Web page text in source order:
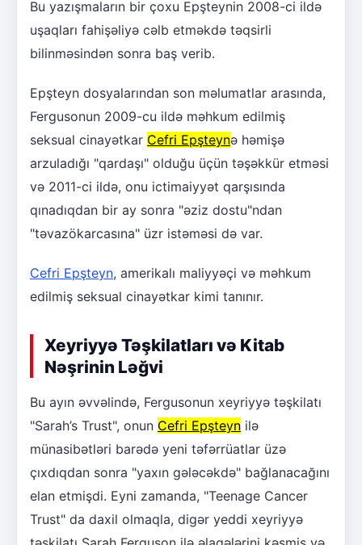
Bu yazışmaların bir çoxu Epşteynin 2008-ci ildə
uşaqları fahişəliyə cəlb etməkdə təqsirli
bilinməsindən sonra baş verib.
Epşteyn dosyalarından son məlumatlar arasında,
Fergusonun 2009-cu ildə məhkum edilmiş
seksual cinayətkar Cefri Epşteynə həmişə
arzuladığı "qardaşı" olduğu üçün təşəkkür etməsi
və 2011-ci ildə, onu ictimaiyyət qarşısında
qınadıqdan bir ay sonra "əziz dostu"ndan
"təvazökarcasına" üzr istəməsi də var.
Cefri Epşteyn, amerikalı maliyyəçi və məhkum
edilmiş seksual cinayətkar kimi tanınır.
Xeyriyyə Təşkilatları və Kitab
Nəşrinin Ləğvi
Bu ayın əvvəlində, Fergusonun xeyriyyə təşkilatı
"Sarah’s Trust", onun Cefri Epşteyn ilə
münasibətləri barədə yeni təfərrüatlar üzə
çıxdıqdan sonra "yaxın gələcəkdə" bağlanacağını
elan etmişdi. Eyni zamanda, "Teenage Cancer
Trust" da daxil olmaqla, digər yeddi xeyriyyə